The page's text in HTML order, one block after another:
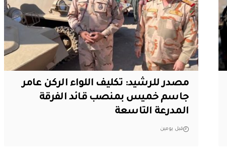
مصدر للرشيد: تكليف اللواء الركن عامر
جاسم خميس بمنصب قائد الفرقة
المدرعة التاسعة
قبل يومين